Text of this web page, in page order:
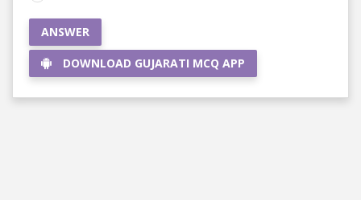
ANSWER
DOWNLOAD GUJARATI MCQ APP